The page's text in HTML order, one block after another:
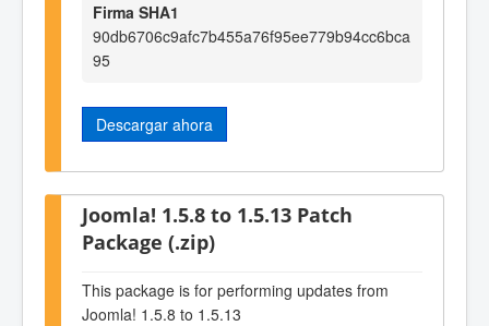
Firma SHA1
90db6706c9afc7b455a76f95ee779b94cc6bca
95
Descargar ahora
Joomla! 1.5.8 to 1.5.13 Patch
Package (.zip)
This package is for performing updates from
Joomla! 1.5.8 to 1.5.13